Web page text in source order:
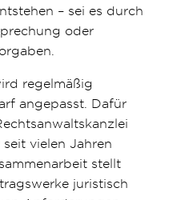
– sei es durch
oder
regelmäßig
angepasst. Dafür
vielen Jahren
stellt
juristisch